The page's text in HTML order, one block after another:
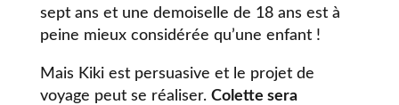
sept ans et une demoiselle de 18 ans est à
peine mieux considérée qu’une enfant !
Mais Kiki est persuasive et le projet de
voyage peut se réaliser. Colette sera